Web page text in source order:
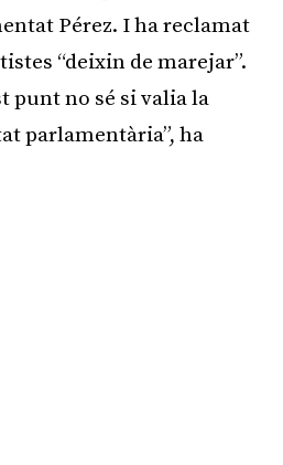
Pérez. I ha reclamat
“deixin de marejar”.
punt no sé si valia la
parlamentària”, ha